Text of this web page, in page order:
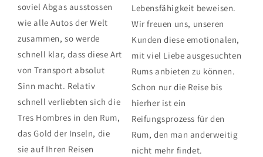
soviel Abgas ausstossen
wie alle Autos der Welt
zusammen, so werde
schnell klar, dass diese Art
von Transport absolut
Sinn macht. Relativ
schnell verliebten sich die
Tres Hombres in den Rum,
das Gold der Inseln, die
sie auf Ihren Reisen
Lebensfähigkeit beweisen.
Wir freuen uns, unseren
Kunden diese emotionalen,
mit viel Liebe ausgesuchten
Rums anbieten zu können.
Schon nur die Reise bis
hierher ist ein
Reifungsprozess für den
Rum, den man anderweitig
nicht mehr findet.